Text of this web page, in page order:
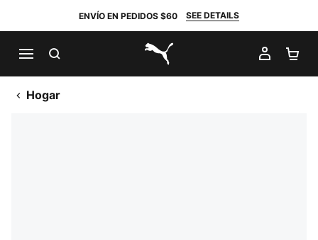
ENVÍO EN PEDIDOS $60 SEE DETAILS
PUMA.com
MI
Hogar